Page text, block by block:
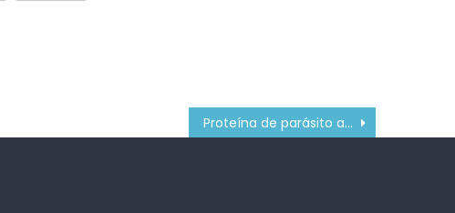
Proteína de parásito ayudará a cicatrizar heridas en pacientes diabéticos